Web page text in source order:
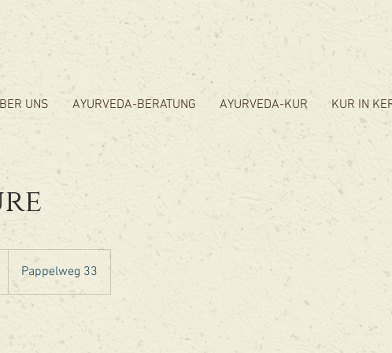
UNS AYURVEDA-BERATUNG AYURVEDA-KUR KUR IN
Pappelweg 33